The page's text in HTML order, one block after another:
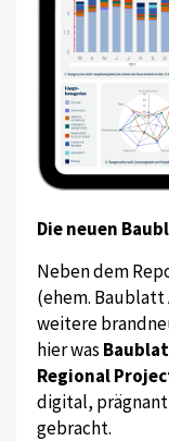
Die neuen
Neben dem
(ehem. Baublatt
weitere
hier was
Regional
digital,
gebracht.